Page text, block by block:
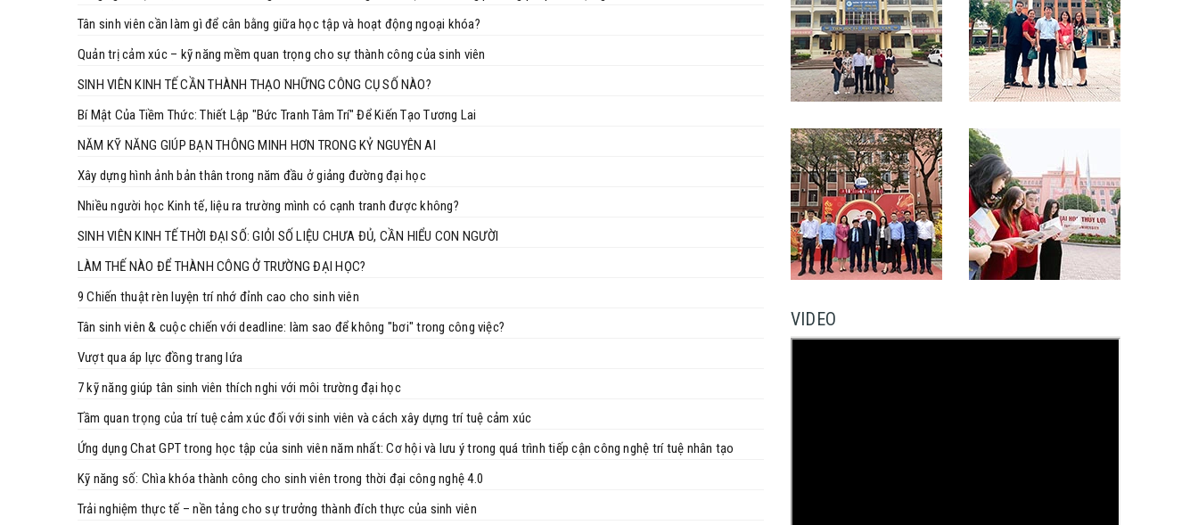
Tân sinh viên cần làm gì để cân bằng giữa học tập và hoạt động ngoại khóa?
Quản trị cảm xúc – kỹ năng mềm quan trọng cho sự thành công của sinh viên
SINH VIÊN KINH TẾ CẦN THÀNH THẠO NHỮNG CÔNG CỤ SỐ NÀO?
Bí Mật Của Tiềm Thức: Thiết Lập "Bức Tranh Tâm Trí" Để Kiến Tạo Tương Lai
NĂM KỸ NĂNG GIÚP BẠN THÔNG MINH HƠN TRONG KỶ NGUYÊN AI
Xây dựng hình ảnh bản thân trong năm đầu ở giảng đường đại học
Nhiều người học Kinh tế, liệu ra trường mình có cạnh tranh được không?
SINH VIÊN KINH TẾ THỜI ĐẠI SỐ: GIỎI SỐ LIỆU CHƯA ĐỦ, CẦN HIỂU CON NGƯỜI
LÀM THẾ NÀO ĐỂ THÀNH CÔNG Ở TRƯỜNG ĐẠI HỌC?
9 Chiến thuật rèn luyện trí nhớ đỉnh cao cho sinh viên
Tân sinh viên & cuộc chiến với deadline: làm sao để không "bơi" trong công việc?
Vượt qua áp lực đồng trang lứa
7 kỹ năng giúp tân sinh viên thích nghi với môi trường đại học
Tầm quan trọng của trí tuệ cảm xúc đối với sinh viên và cách xây dựng trí tuệ cảm xúc
Ứng dụng Chat GPT trong học tập của sinh viên năm nhất: Cơ hội và lưu ý trong quá trình tiếp cận công nghệ trí tuệ nhân tạo
Kỹ năng số: Chìa khóa thành công cho sinh viên trong thời đại công nghệ 4.0
Trải nghiệm thực tế – nền tảng cho sự trưởng thành đích thực của sinh viên
VIDEO